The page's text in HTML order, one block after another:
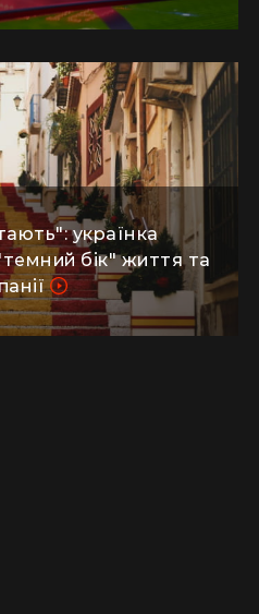
українка
бік" життя та